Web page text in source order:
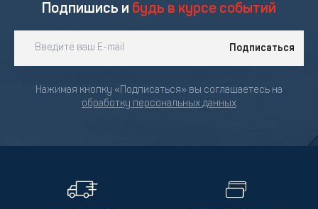
Подпишись и будь в курсе событий
Подписаться
Нажимая кнопку «Подписаться» вы соглашаетесь на
обработку персональных данных